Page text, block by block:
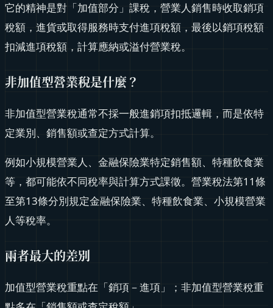
它的精神是對「加值部分」課稅，營業人銷售時收取銷項
稅額，進貨或取得服務時支付進項稅額，最後以銷項稅額
扣減進項稅額，計算應納或溢付營業稅。
非加值型營業稅是什麼？
非加值型營業稅通常不採一般進銷項扣抵邏輯，而是依特
定業別、銷售額或查定方式計算。
例如小規模營業人、金融保險業特定銷售額、特種飲食業
等，都可能依不同稅率與計算方式課徵。營業稅法第11條
至第13條分別規定金融保險業、特種飲食業、小規模營業
人等稅率。
兩者最大的差別
加值型營業稅重點在「銷項－進項」；非加值型營業稅重